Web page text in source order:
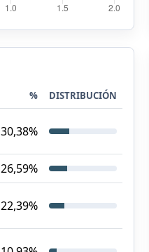
% DISTRIBUCIÓN
30,38%
26,59%
22,39%